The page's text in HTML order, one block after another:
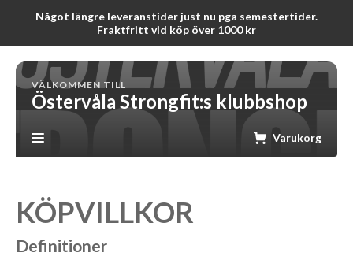
Något längre leveranstider just nu pga semestertider.
Fraktfritt vid köp över 1000 kr
VÄLKOMMEN TILL
Östervåla Strongfit:s klubbshop
Varukorg
KÖPVILLKOR
Definitioner